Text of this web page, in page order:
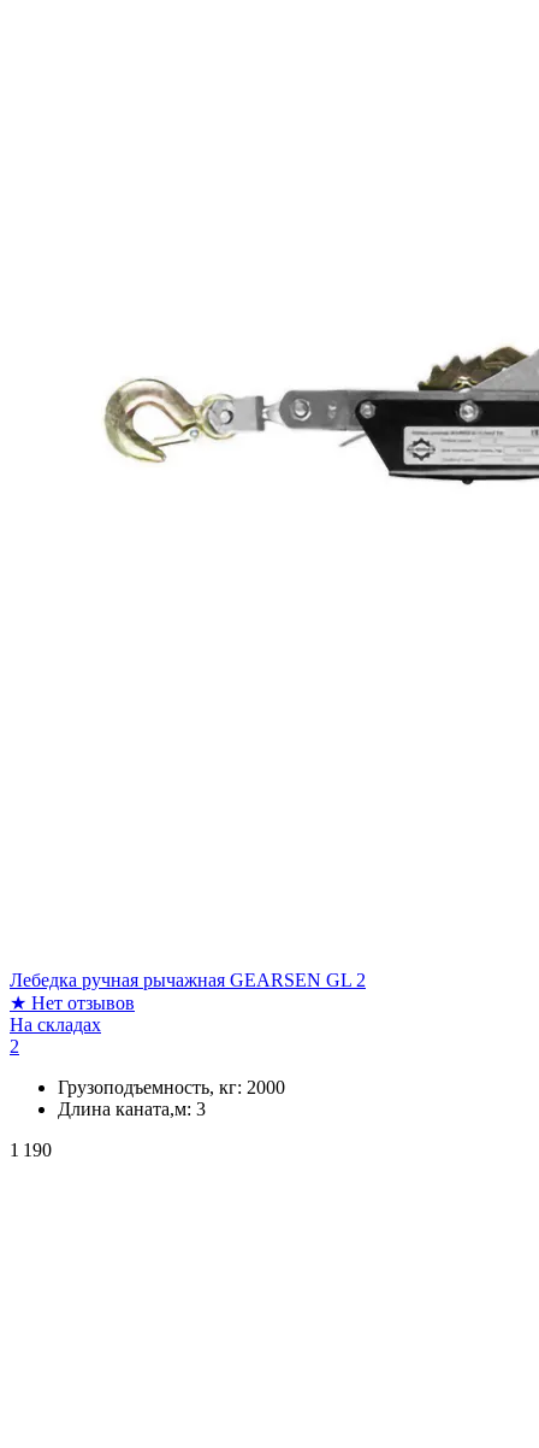
Лебедка ручная рычажная GEARSEN GL 2
★ Нет отзывов
На складах
2
Грузоподъемность, кг: 2000
Длина каната,м: 3
1 190